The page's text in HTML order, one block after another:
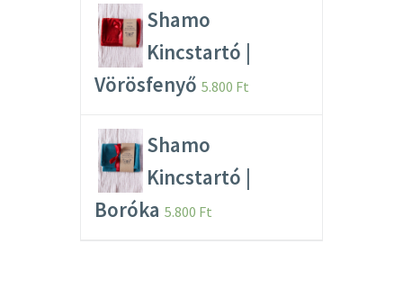
Shamo
Kincstartó |
Vörösfenyő 5.800 Ft
Shamo
Kincstartó |
Boróka 5.800 Ft